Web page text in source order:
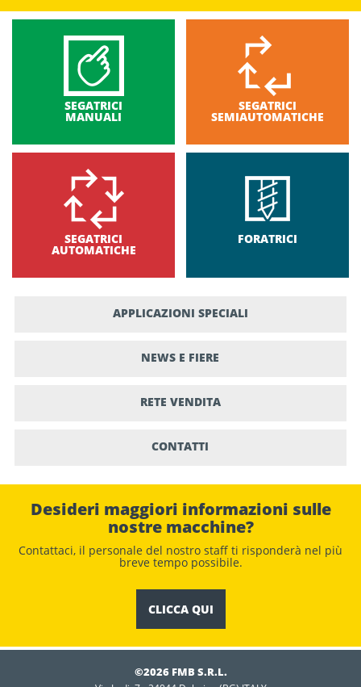
SEGATRICI
MANUALI
SEGATRICI
SEMIAUTOMATICHE
SEGATRICI
AUTOMATICHE
FORATRICI
APPLICAZIONI SPECIALI
NEWS E FIERE
RETE VENDITA
CONTATTI
Desideri maggiori informazioni sulle
nostre macchine?
Contattaci, il personale del nostro staﬀ ti risponderà nel più
breve tempo possibile.
CLICCA QUI
©2026 FMB S.R.L.